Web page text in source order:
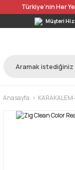
Türkiye’nin Her
Müşteri
Anasayfa